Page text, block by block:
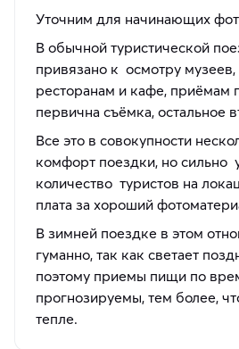
Уточним для начинающих
В обычной туристической
привязано к осмотру
ресторанам и кафе, приёмам
первична съёмка, остальное
Все это в совокупности
комфорт поездки, но сильно
количество туристов на
плата за хороший
В зимней поездке в этом
гуманно, так как светает
поэтому приемы пищи по
прогнозируемы, тем более,
тепле.